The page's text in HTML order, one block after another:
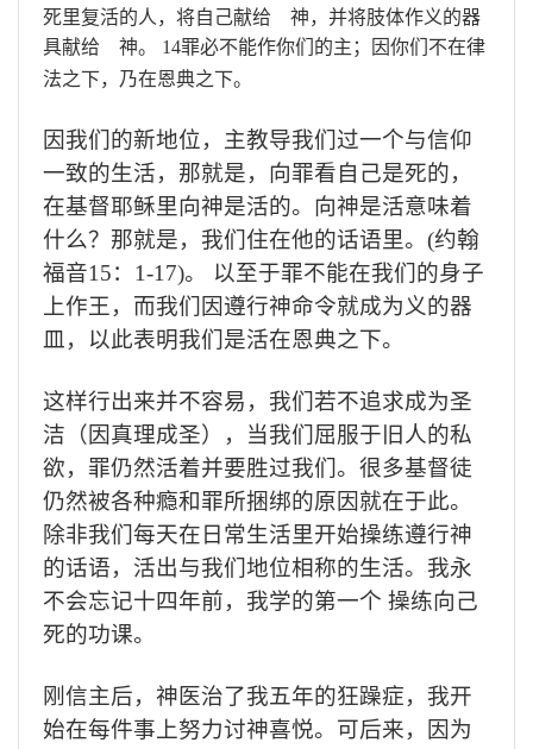
死里复活的人，将自己献给 神，并将肢体作义的器
具献给 神。 14罪必不能作你们的主；因你们不在律
法之下，乃在恩典之下。
因我们的新地位，主教导我们过一个与信仰
一致的生活，那就是，向罪看自己是死的，
在基督耶稣里向神是活的。向神是活意味着
什么？那就是，我们住在他的话语里。 (约翰
福音15： 1-17)。
以至于罪不能在我们的身子
上作王，而我们因遵行神命令就成为义的器
皿，以此表明我们是活在恩典之下。
这样行出来并不容易，我们若不追求成为圣
洁（因真理成圣），当我们屈服于旧人的私
欲，罪仍然活着并要胜过我们。很多基督徒
仍然被各种瘾和罪所捆绑的原因就在于此。
除非我们每天在日常生活里开始操练遵行神
的话语，活出与我们地位相称的生活。我永
不会忘记十四年前，我学的第一个 操练向己
死的功课。
刚信主后，神医治了我五年的狂躁症，我开
始在每件事上努力讨神喜悦。可后来，因为